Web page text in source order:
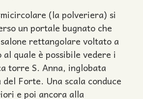
(la polveriera) si
un portale bugnato che
rettangolare voltato a
quale è possibile vedere i
torre S. Anna, inglobata
Forte. Una scala conduce
e poi ancora alla